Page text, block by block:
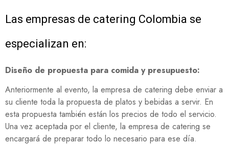
Las empresas de catering Colombia se
especializan en:
Diseño de propuesta para comida y presupuesto:
Anteriormente al evento, la empresa de catering debe enviar a
su cliente toda la propuesta de platos y bebidas a servir. En
esta propuesta también están los precios de todo el servicio.
Una vez aceptada por el cliente, la empresa de catering se
encargará de preparar todo lo necesario para ese día.